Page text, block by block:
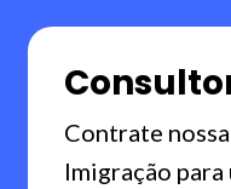
Contrate
Imigração